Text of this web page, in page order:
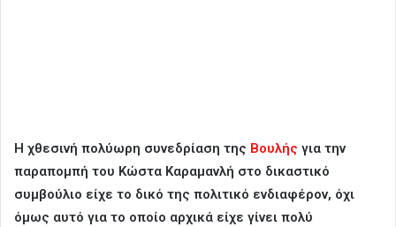
Η χθεσινή πολύωρη συνεδρίαση της Βουλής για την
παραπομπή του Κώστα Καραμανλή στο δικαστικό
συμβούλιο είχε το δικό της πολιτικό ενδιαφέρον, όχι
όμως αυτό για το οποίο αρχικά είχε γίνει πολύ